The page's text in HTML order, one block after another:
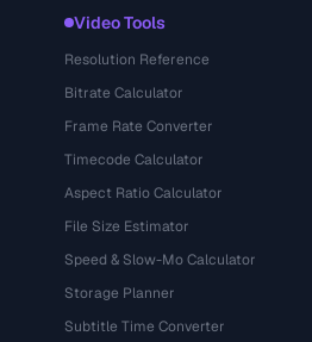
Video Tools
Resolution Reference
Bitrate Calculator
Frame Rate Converter
Timecode Calculator
Aspect Ratio Calculator
File Size Estimator
Speed & Slow-Mo Calculator
Storage Planner
Subtitle Time Converter